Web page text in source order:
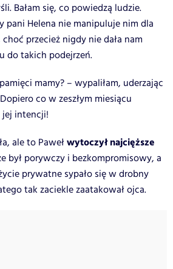
Bałam się, co powiedzą ludzie.
pani Helena nie manipuluje nim dla
przecież nigdy nie dała nam
do takich podejrzeń.
mamy? – wypaliłam, uderzając
co w zeszłym miesiącu
jej intencji!
ale to Pawełwytoczył najcięższe
był porywczy i bezkompromisowy, a
prywatne sypało się w drobny
tak zaciekle zaatakował ojca.